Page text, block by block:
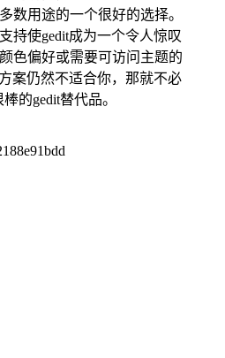
数用途的一个很好的选择。
持使gedit成为一个令人惊叹
色偏好或需要可访问主题的
案仍然不适合你，那就不必
的gedit替代品。